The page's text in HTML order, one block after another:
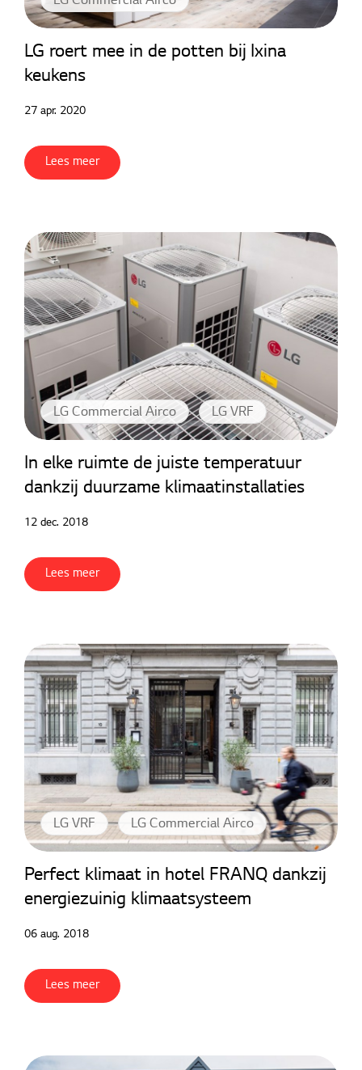
LG roert mee in de potten bij Ixina
keukens
27 apr. 2020
Lees meer
LG Commercial Airco LG VRF
In elke ruimte de juiste temperatuur
dankzij duurzame klimaatinstallaties
12 dec. 2018
Lees meer
LG VRF LG Commercial Airco
Perfect klimaat in hotel FRANQ dankzij
energiezuinig klimaatsysteem
06 aug. 2018
Lees meer